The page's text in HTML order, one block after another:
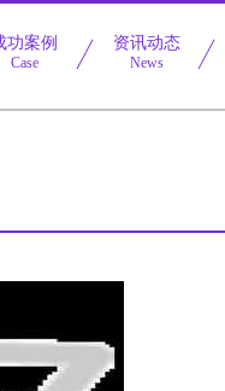
功案例
Case
资讯动态
News